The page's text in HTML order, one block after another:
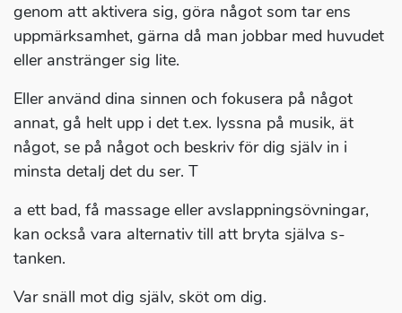
genom att aktivera sig, göra något som tar ens
uppmärksamhet, gärna då man jobbar med huvudet
eller anstränger sig lite.
Eller använd dina sinnen och fokusera på något
annat, gå helt upp i det t.ex. lyssna på musik, ät
något, se på något och beskriv för dig själv in i
minsta detalj det du ser. T
a ett bad, få massage eller avslappningsövningar,
kan också vara alternativ till att bryta själva s-
tanken.
Var snäll mot dig själv, sköt om dig.